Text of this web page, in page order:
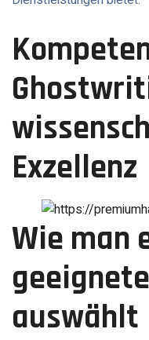
Exzellenz
Wie man
auswählt